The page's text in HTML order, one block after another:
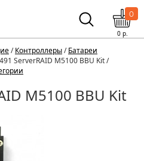
0
0р.
/Контроллеры/Батареи
ServerRAID M5100 BBU Kit /
M5100 BBU Kit